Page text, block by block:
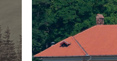
■ C.E.A.C. ▸
■ CARTOGRAFIE
■ SALARIZARE ȘI